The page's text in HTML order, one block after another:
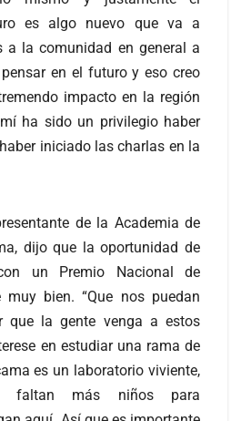
es algo nuevo que va a
a la comunidad en general a
en el futuro y eso creo
impacto en la región
ha sido un privilegio haber
iniciado las charlas en la
de la Academia de
dijo que la oportunidad de
un Premio Nacional de
muy bien. “Que nos puedan
que la gente venga a estos
en estudiar una rama de
es un laboratorio viviente,
faltan más niños para